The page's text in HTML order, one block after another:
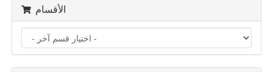
الأقسام